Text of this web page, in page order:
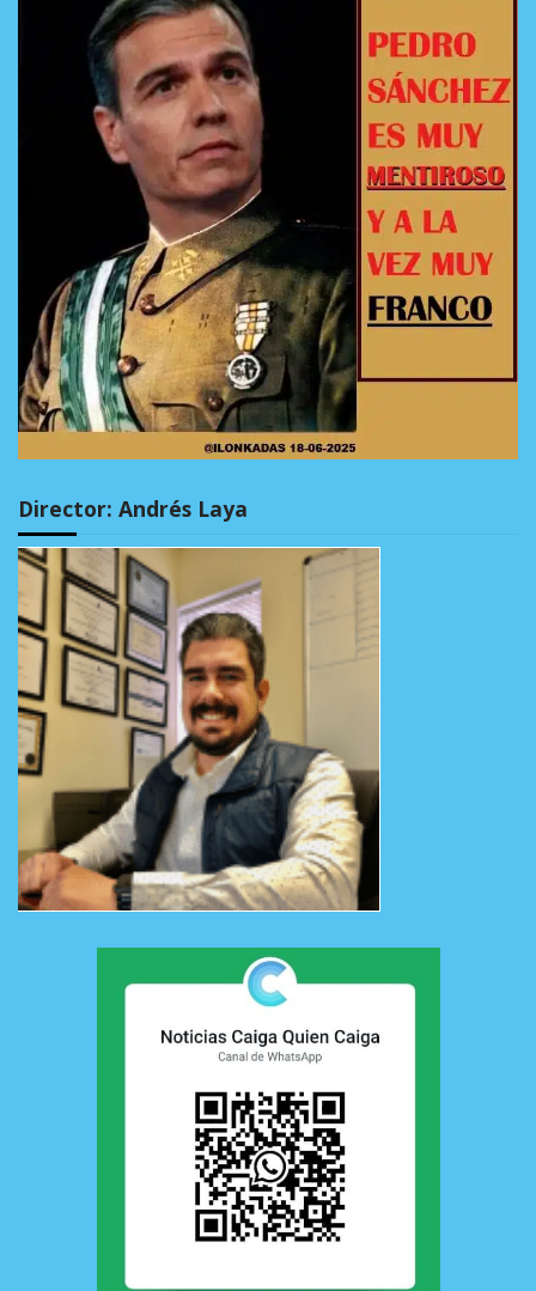
Director: Andrés Laya